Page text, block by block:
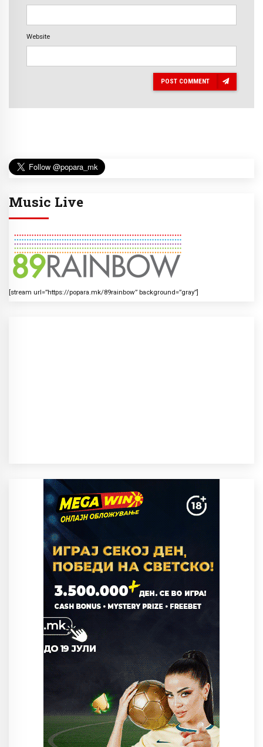
Website
POST COMMENT
Music Live
[stream url=”https://popara.mk/89rainbow” background=”gray”]